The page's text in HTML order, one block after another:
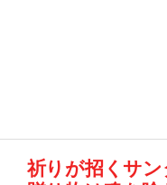
祈りが招くサ